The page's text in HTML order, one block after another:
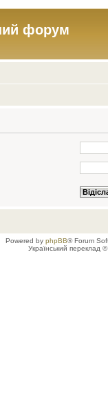
форум
Powered by phpBB® Forum
Український переклад